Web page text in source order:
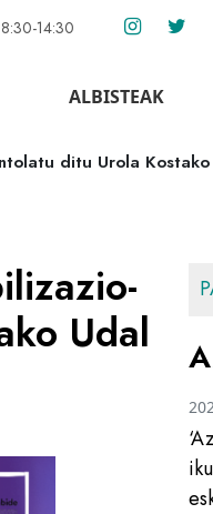
8:30-14:30
ALBISTEAK
ditu Urola Kostako
Udal